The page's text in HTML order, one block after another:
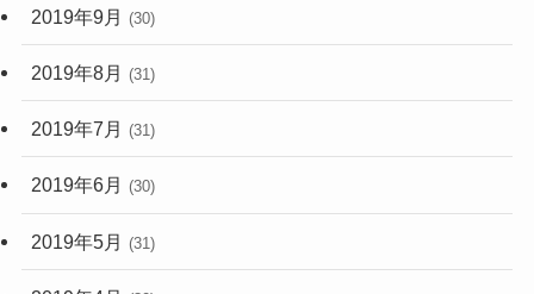
2019年9月 (30)
2019年8月 (31)
2019年7月 (31)
2019年6月 (30)
2019年5月 (31)